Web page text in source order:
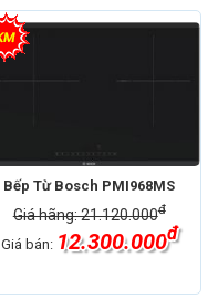
Bếp Từ Bosch PMI968MS
Giá hãng: 21.120.000đ
Giá bán: 12.300.000đ